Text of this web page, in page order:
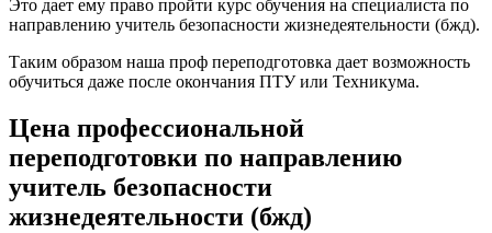
Это дает ему право пройти курс обучения на специалиста по
направлению учитель безопасности жизнедеятельности (бжд).
Таким образом наша проф переподготовка дает возможность
обучиться даже после окончания ПТУ или Техникума.
Цена профессиональной
переподготовки по направлению
учитель безопасности
жизнедеятельности (бжд)